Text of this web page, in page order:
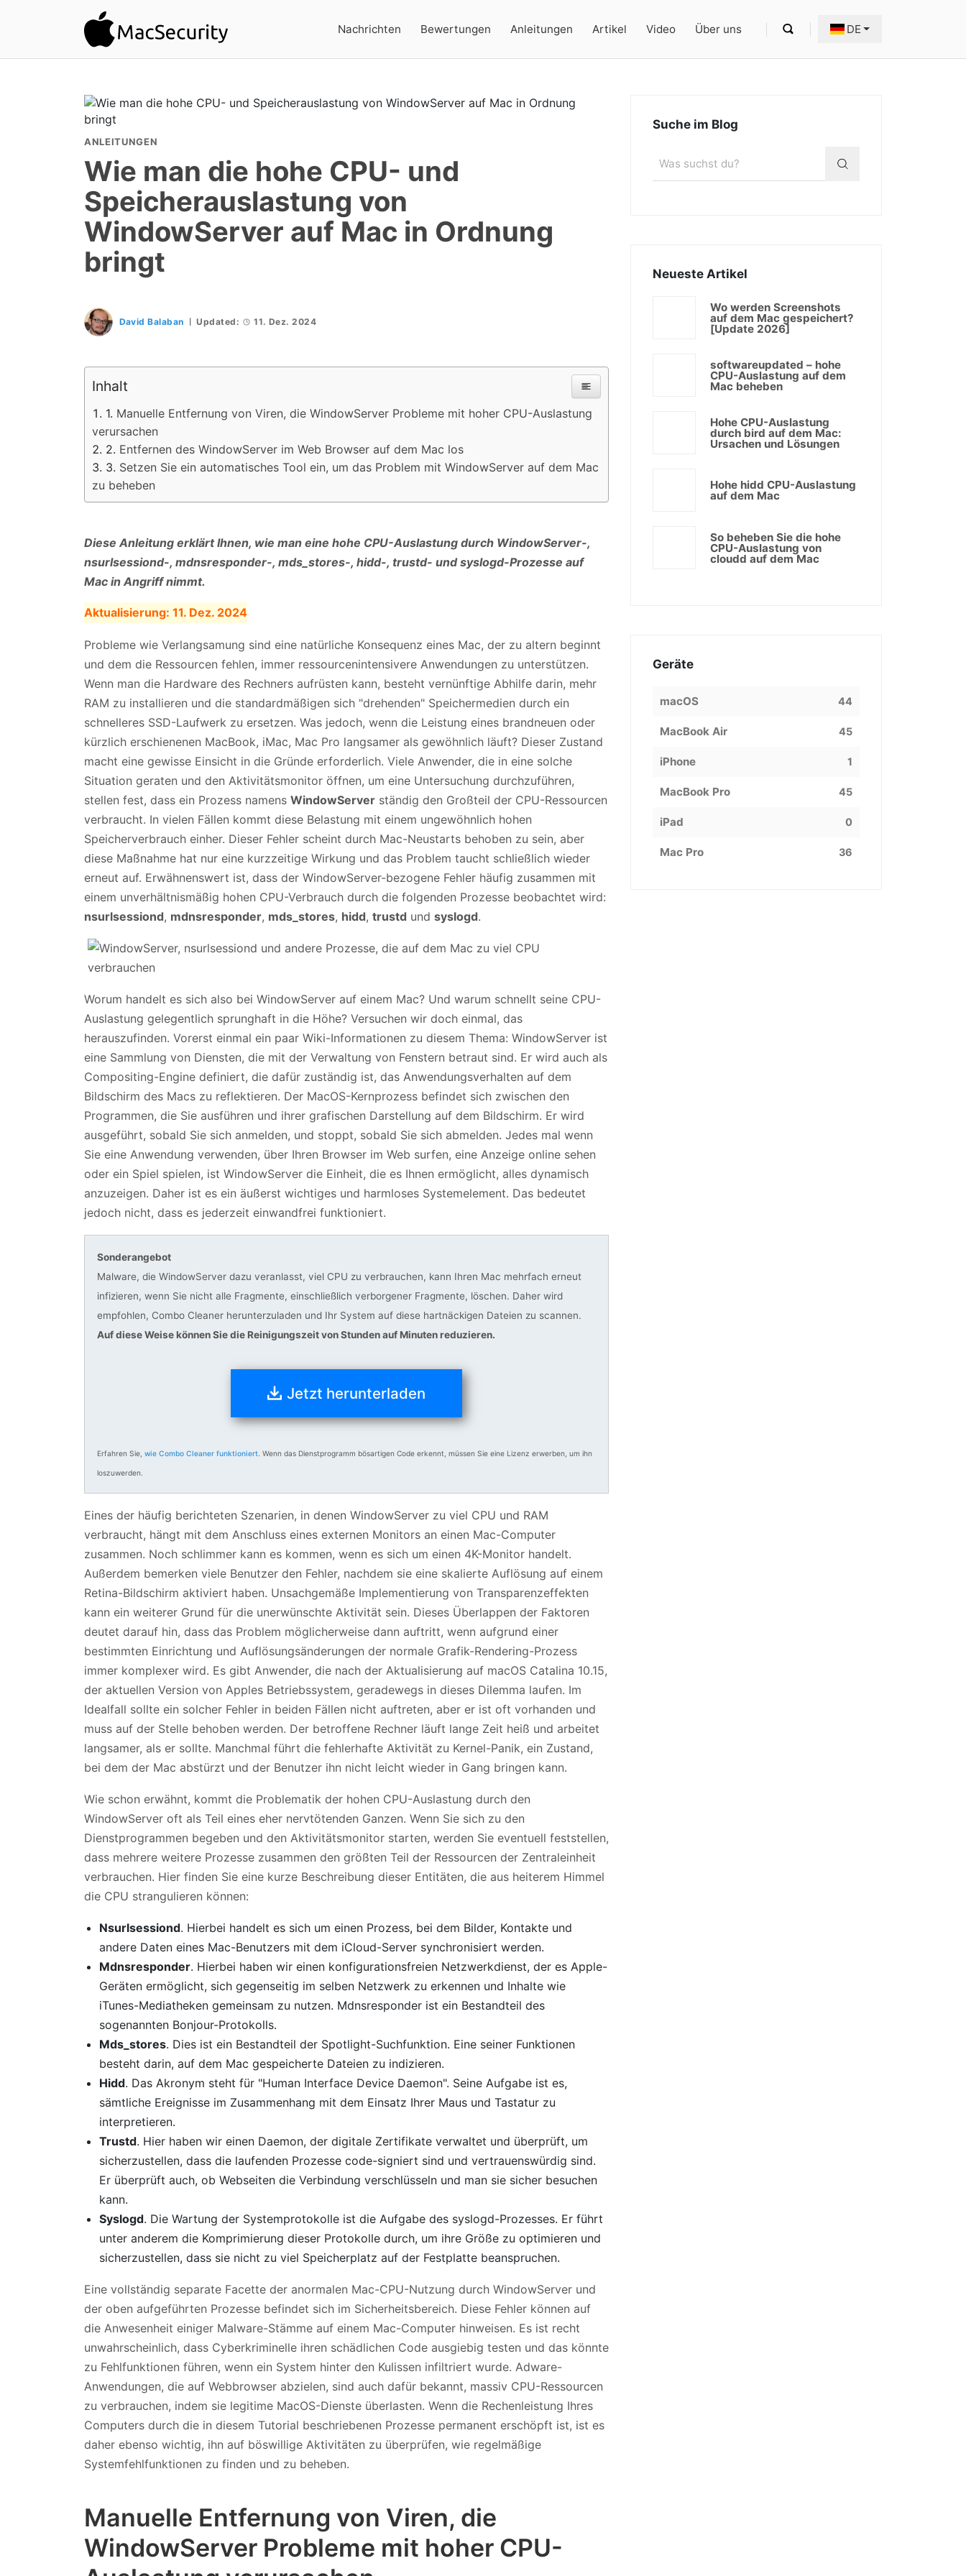
Nachrichten Bewertungen Anleitungen Artikel Video Über uns DE
ANLEITUNGEN
Wie man die hohe CPU- und
Speicherauslastung von
WindowServer auf Mac in Ordnung
bringt
David Balaban Updated: 11. Dez. 2024
Inhalt
Manuelle Entfernung von Viren, die WindowServer Probleme mit hoher CPU-Auslastung
verursachen
Entfernen des WindowServer im Web Browser auf dem Mac los
Setzen Sie ein automatisches Tool ein, um das Problem mit WindowServer auf dem Mac
zu beheben
Diese Anleitung erklärt Ihnen, wie man eine hohe CPU-Auslastung durch WindowServer-,
nsurlsessiond-, mdnsresponder-, mds_stores-, hidd-, trustd- und syslogd-Prozesse auf
Mac in Angriff nimmt.
Aktualisierung: 11. Dez. 2024
Probleme wie Verlangsamung sind eine natürliche Konsequenz eines Mac, der zu altern beginnt
und dem die Ressourcen fehlen, immer ressourcenintensivere Anwendungen zu unterstützen.
Wenn man die Hardware des Rechners aufrüsten kann, besteht vernünftige Abhilfe darin, mehr
RAM zu installieren und die standardmäßigen sich "drehenden" Speichermedien durch ein
schnelleres SSD-Laufwerk zu ersetzen. Was jedoch, wenn die Leistung eines brandneuen oder
kürzlich erschienenen MacBook, iMac, Mac Pro langsamer als gewöhnlich läuft? Dieser Zustand
macht eine gewisse Einsicht in die Gründe erforderlich. Viele Anwender, die in eine solche
Situation geraten und den Aktivitätsmonitor öffnen, um eine Untersuchung durchzuführen,
stellen fest, dass ein Prozess namens WindowServer ständig den Großteil der CPU-Ressourcen
verbraucht. In vielen Fällen kommt diese Belastung mit einem ungewöhnlich hohen
Speicherverbrauch einher. Dieser Fehler scheint durch Mac-Neustarts behoben zu sein, aber
diese Maßnahme hat nur eine kurzzeitige Wirkung und das Problem taucht schließlich wieder
erneut auf. Erwähnenswert ist, dass der WindowServer-bezogene Fehler häufig zusammen mit
einem unverhältnismäßig hohen CPU-Verbrauch durch die folgenden Prozesse beobachtet wird:
nsurlsessiond, mdnsresponder, mds_stores, hidd, trustd und syslogd.
Worum handelt es sich also bei WindowServer auf einem Mac? Und warum schnellt seine CPU-
Auslastung gelegentlich sprunghaft in die Höhe? Versuchen wir doch einmal, das
herauszufinden. Vorerst einmal ein paar Wiki-Informationen zu diesem Thema: WindowServer ist
eine Sammlung von Diensten, die mit der Verwaltung von Fenstern betraut sind. Er wird auch als
Compositing-Engine definiert, die dafür zuständig ist, das Anwendungsverhalten auf dem
Bildschirm des Macs zu reflektieren. Der MacOS-Kernprozess befindet sich zwischen den
Programmen, die Sie ausführen und ihrer grafischen Darstellung auf dem Bildschirm. Er wird
ausgeführt, sobald Sie sich anmelden, und stoppt, sobald Sie sich abmelden. Jedes mal wenn
Sie eine Anwendung verwenden, über Ihren Browser im Web surfen, eine Anzeige online sehen
oder ein Spiel spielen, ist WindowServer die Einheit, die es Ihnen ermöglicht, alles dynamisch
anzuzeigen. Daher ist es ein äußerst wichtiges und harmloses Systemelement. Das bedeutet
jedoch nicht, dass es jederzeit einwandfrei funktioniert.
Sonderangebot
Malware, die WindowServer dazu veranlasst, viel CPU zu verbrauchen, kann Ihren Mac mehrfach erneut
infizieren, wenn Sie nicht alle Fragmente, einschließlich verborgener Fragmente, löschen. Daher wird
empfohlen, Combo Cleaner herunterzuladen und Ihr System auf diese hartnäckigen Dateien zu scannen.
Auf diese Weise können Sie die Reinigungszeit von Stunden auf Minuten reduzieren.
Jetzt herunterladen
Erfahren Sie, wie Combo Cleaner funktioniert. Wenn das Dienstprogramm bösartigen Code erkennt, müssen Sie eine Lizenz erwerben, um ihn
loszuwerden.
Eines der häufig berichteten Szenarien, in denen WindowServer zu viel CPU und RAM
verbraucht, hängt mit dem Anschluss eines externen Monitors an einen Mac-Computer
zusammen. Noch schlimmer kann es kommen, wenn es sich um einen 4K-Monitor handelt.
Außerdem bemerken viele Benutzer den Fehler, nachdem sie eine skalierte Auflösung auf einem
Retina-Bildschirm aktiviert haben. Unsachgemäße Implementierung von Transparenzeffekten
kann ein weiterer Grund für die unerwünschte Aktivität sein. Dieses Überlappen der Faktoren
deutet darauf hin, dass das Problem möglicherweise dann auftritt, wenn aufgrund einer
bestimmten Einrichtung und Auflösungsänderungen der normale Grafik-Rendering-Prozess
immer komplexer wird. Es gibt Anwender, die nach der Aktualisierung auf macOS Catalina 10.15,
der aktuellen Version von Apples Betriebssystem, geradewegs in dieses Dilemma laufen. Im
Idealfall sollte ein solcher Fehler in beiden Fällen nicht auftreten, aber er ist oft vorhanden und
muss auf der Stelle behoben werden. Der betroffene Rechner läuft lange Zeit heiß und arbeitet
langsamer, als er sollte. Manchmal führt die fehlerhafte Aktivität zu Kernel-Panik, ein Zustand,
bei dem der Mac abstürzt und der Benutzer ihn nicht leicht wieder in Gang bringen kann.
Wie schon erwähnt, kommt die Problematik der hohen CPU-Auslastung durch den
WindowServer oft als Teil eines eher nervtötenden Ganzen. Wenn Sie sich zu den
Dienstprogrammen begeben und den Aktivitätsmonitor starten, werden Sie eventuell feststellen,
dass mehrere weitere Prozesse zusammen den größten Teil der Ressourcen der Zentraleinheit
verbrauchen. Hier finden Sie eine kurze Beschreibung dieser Entitäten, die aus heiterem Himmel
die CPU strangulieren können:
Nsurlsessiond. Hierbei handelt es sich um einen Prozess, bei dem Bilder, Kontakte und
andere Daten eines Mac-Benutzers mit dem iCloud-Server synchronisiert werden.
Mdnsresponder. Hierbei haben wir einen konfigurationsfreien Netzwerkdienst, der es Apple-
Geräten ermöglicht, sich gegenseitig im selben Netzwerk zu erkennen und Inhalte wie
iTunes-Mediatheken gemeinsam zu nutzen. Mdnsresponder ist ein Bestandteil des
sogenannten Bonjour-Protokolls.
Mds_stores. Dies ist ein Bestandteil der Spotlight-Suchfunktion. Eine seiner Funktionen
besteht darin, auf dem Mac gespeicherte Dateien zu indizieren.
Hidd. Das Akronym steht für "Human Interface Device Daemon". Seine Aufgabe ist es,
sämtliche Ereignisse im Zusammenhang mit dem Einsatz Ihrer Maus und Tastatur zu
interpretieren.
Trustd. Hier haben wir einen Daemon, der digitale Zertifikate verwaltet und überprüft, um
sicherzustellen, dass die laufenden Prozesse code-signiert sind und vertrauenswürdig sind.
Er überprüft auch, ob Webseiten die Verbindung verschlüsseln und man sie sicher besuchen
kann.
Syslogd. Die Wartung der Systemprotokolle ist die Aufgabe des syslogd-Prozesses. Er führt
unter anderem die Komprimierung dieser Protokolle durch, um ihre Größe zu optimieren und
sicherzustellen, dass sie nicht zu viel Speicherplatz auf der Festplatte beanspruchen.
Eine vollständig separate Facette der anormalen Mac-CPU-Nutzung durch WindowServer und
der oben aufgeführten Prozesse befindet sich im Sicherheitsbereich. Diese Fehler können auf
die Anwesenheit einiger Malware-Stämme auf einem Mac-Computer hinweisen. Es ist recht
unwahrscheinlich, dass Cyberkriminelle ihren schädlichen Code ausgiebig testen und das könnte
zu Fehlfunktionen führen, wenn ein System hinter den Kulissen infiltriert wurde. Adware-
Anwendungen, die auf Webbrowser abzielen, sind auch dafür bekannt, massiv CPU-Ressourcen
zu verbrauchen, indem sie legitime MacOS-Dienste überlasten. Wenn die Rechenleistung Ihres
Computers durch die in diesem Tutorial beschriebenen Prozesse permanent erschöpft ist, ist es
daher ebenso wichtig, ihn auf böswillige Aktivitäten zu überprüfen, wie regelmäßige
Systemfehlfunktionen zu finden und zu beheben.
Manuelle Entfernung von Viren, die
WindowServer Probleme mit hoher CPU-
Suche im Blog
Neueste Artikel
Wo werden Screenshots
auf dem Mac gespeichert?
[Update 2026]
softwareupdated – hohe
CPU-Auslastung auf dem
Mac beheben
Hohe CPU-Auslastung
durch bird auf dem Mac:
Ursachen und Lösungen
Hohe hidd CPU-Auslastung
auf dem Mac
So beheben Sie die hohe
CPU-Auslastung von
cloudd auf dem Mac
Geräte
macOS 44
MacBook Air 45
iPhone 1
MacBook Pro 45
iPad 0
Mac Pro 36